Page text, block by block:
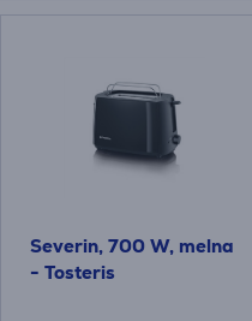
Severin, 700 W, melna
- Tosteris